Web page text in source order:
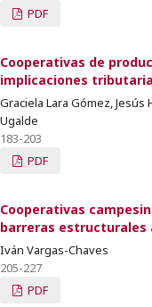
PDF
Cooperativas de
implicaciones
Graciela Lara Gómez,
Ugalde
183-203
PDF
Cooperativas
barreras
Iván Vargas-Chaves
205-227
PDF